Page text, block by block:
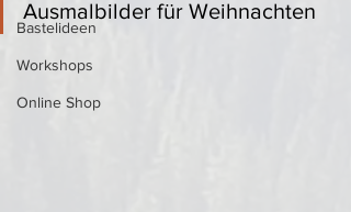
Bastelideen
Workshops
Online Shop
Ausmalbilder für Weihnachten